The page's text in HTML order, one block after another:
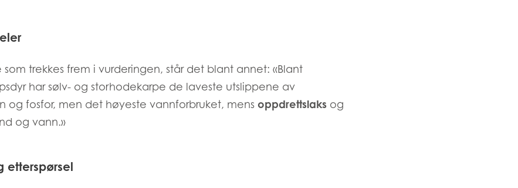
trekkes frem i vurderingen, står det blant annet: «Blant
har sølv- og storhodekarpe de laveste utslippene av
og fosfor, men det høyeste vannforbruket, mens oppdrettslaksog
og vann.»
etterspørsel